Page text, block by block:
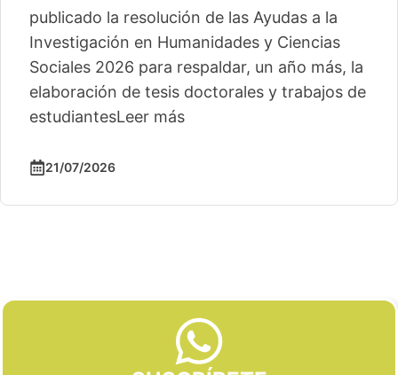
publicado la resolución de las Ayudas a la
Investigación en Humanidades y Ciencias
Sociales 2026 para respaldar, un año más, la
elaboración de tesis doctorales y trabajos de
estudiantesLeer más
21/07/2026